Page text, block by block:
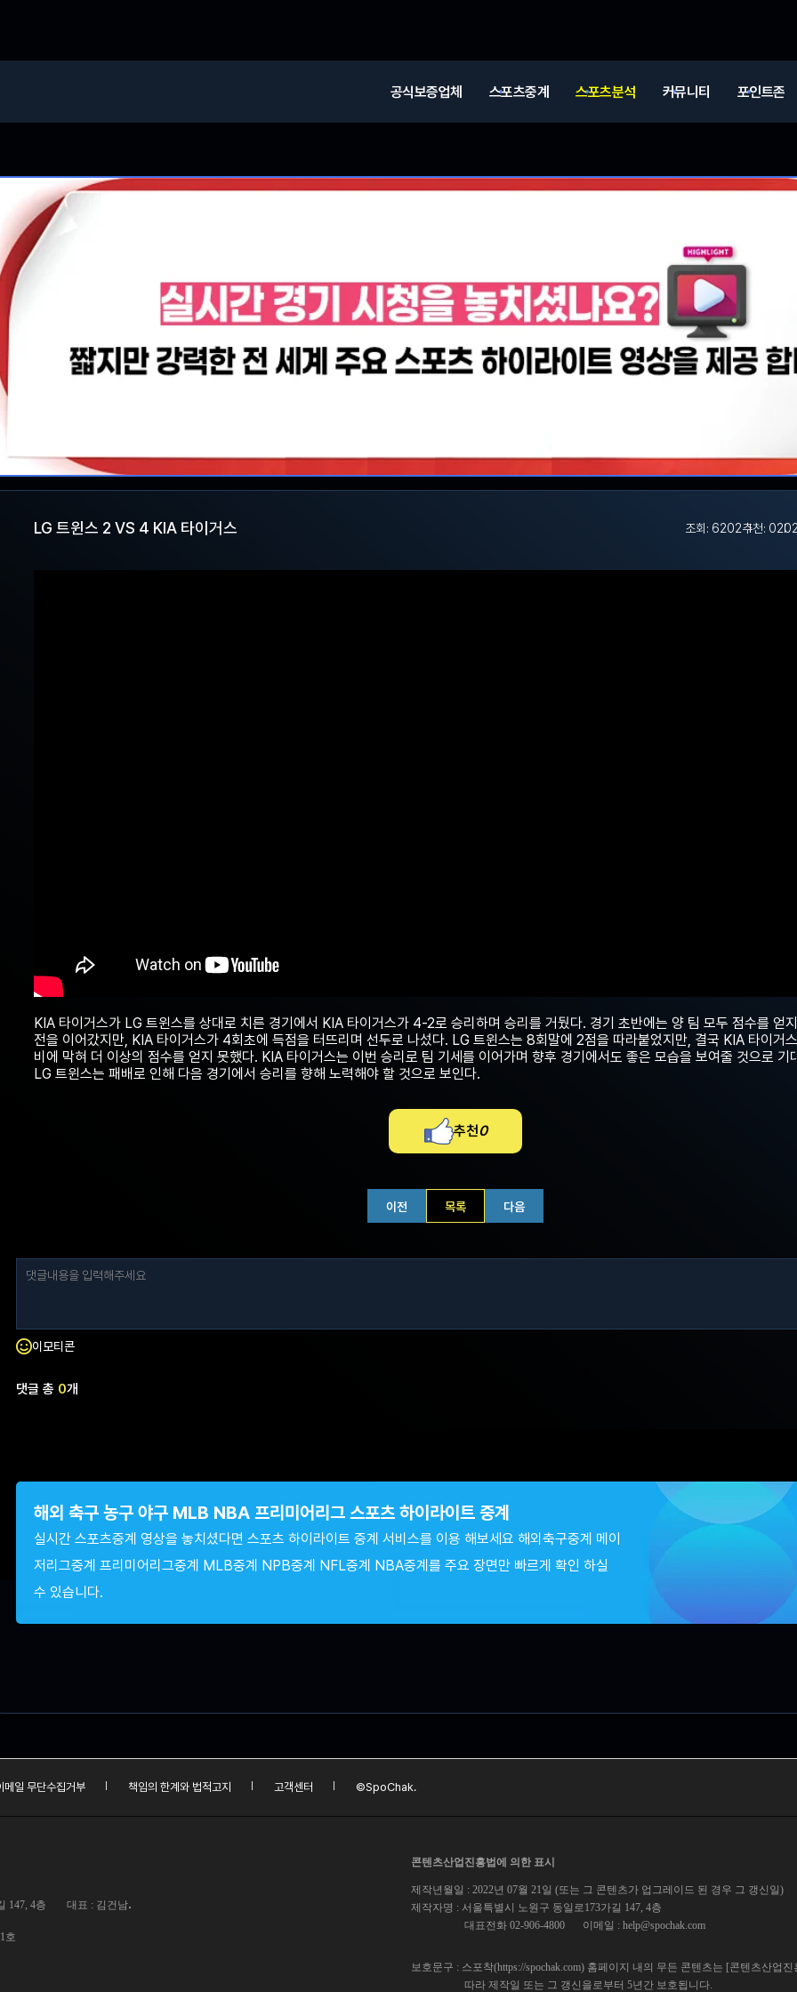
공식보증업체 스포츠중계 스포츠분석 커뮤니티 포인트존
LG 트윈스 2 VS 4 KIA 타이거스 조회: 6202추천: 0
KIA 타이거스가 LG 트윈스를 상대로 치른 경기에서 KIA 타이거스가 4-2로 승리하며 승리를 거뒀다. 경기 초반에는 양 팀 모두 점수를 얻
전을 이어갔지만, KIA 타이거스가 4회초에 득점을 터뜨리며 선두로 나섰다. LG 트윈스는 8회말에 2점을 따라붙었지만, 결국 KIA 타이거
비에 막혀 더 이상의 점수를 얻지 못했다. KIA 타이거스는 이번 승리로 팀 기세를 이어가며 향후 경기에서도 좋은 모습을 보여줄 것으로 기
LG 트윈스는 패배로 인해 다음 경기에서 승리를 향해 노력해야 할 것으로 보인다.
추천0
이전 목록 다음
이모티콘
댓글 총 0개
해외 축구 농구 야구 MLB NBA 프리미어리그 스포츠 하이라이트 중계
실시간 스포츠중계 영상을 놓치셨다면 스포츠 하이라이트 중계 서비스를 이용 해보세요 해외축구중계 메이
저리그중계 프리미어리그중계 MLB중계 NPB중계 NFL중계 NBA중계를 주요 장면만 빠르게 확인 하실
수 있습니다.
메일 무단수집거부 책임의 한계와 법적고지 고객센터 ©SpoChak.
147, 4층 대표 : 김건남.
호
콘텐츠산업진흥법에 의한 표시
제작년월일 : 2022년 07월 21일 (또는 그 콘텐츠가 업그레이드 된 경우 그 갱신일)
제작자명 : 서울특별시 노원구 동일로173가길 147, 4층
대표전화 02-906-4800
이메일 : help@spochak.com
보호문구 : 스포착(https://spochak.com) 홈페이지 내의 무든 콘텐츠는 [콘텐츠산업
따라 제작일 또는 그 갱신을로부터 5년간 보호됩니다.